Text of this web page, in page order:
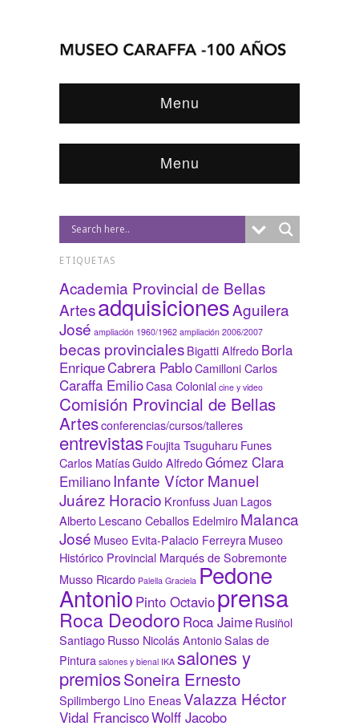
Menu
Menu
ETIQUETAS
Academia Provincial de Bellas
ArtesadquisicionesAguilera
José ampliación 1960/1962 ampliación 2006/2007
becas provincialesBigatti AlfredoBorla
EnriqueCabrera PabloCamilloni Carlos
Caraffa EmilioCasa Colonial cine y video
Comisión Provincial de Bellas
Artesconferencias/cursos/talleres
entrevistas Foujita Tsuguharu Funes
Carlos MatíasGuido AlfredoGómez Clara
EmilianoInfante Víctor Manuel
Juárez Horacio Kronfuss Juan Lagos
AlbertoLescano Ceballos EdelmiroMalanca
José Museo Evita-Palacio FerreyraMuseo
Histórico Provincial Marqués de Sobremonte
Musso Ricardo Palella Graciela Pedone
Antonio Pinto Octavioprensa
Roca Deodoro Roca JaimeRusiñol
SantiagoRusso Nicolás AntonioSalas de
Pintura salones y bienal IKA salones y
premiosSoneira Ernesto
Spilimbergo Lino EneasValazza Héctor
Vidal FranciscoWolff Jacobo